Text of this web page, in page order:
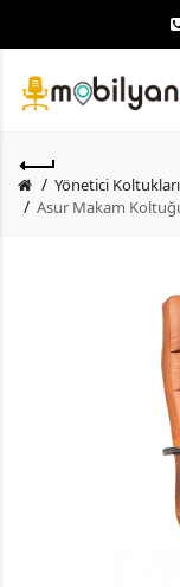
Yönetici Koltukları
Asur Makam